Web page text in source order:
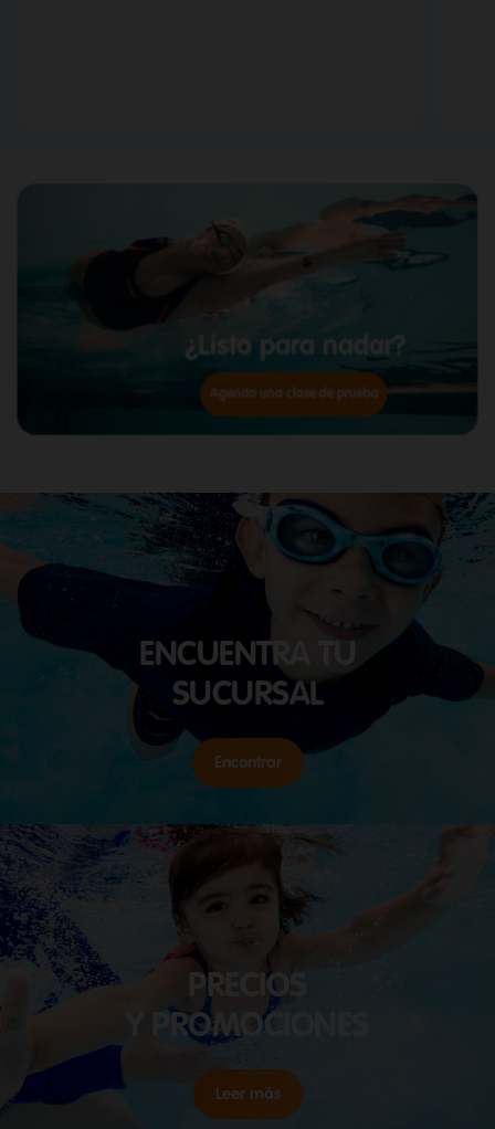
¿Listo para nadar?
Agenda una clase de prueba
ENCUENTRA TU
SUCURSAL
Encontrar
PRECIOS
Y PROMOCIONES
Leer más